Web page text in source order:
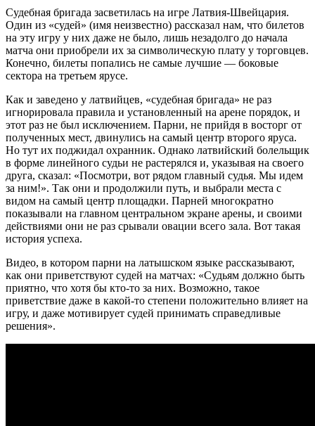
Судебная бригада засветилась на игре Латвия-Швейцария.
Один из «судей» (имя неизвестно) рассказал нам, что билетов
на эту игру у них даже не было, лишь незадолго до начала
матча они приобрели их за символическую плату у торговцев.
Конечно, билеты попались не самые лучшие — боковые
сектора на третьем ярусе.
Как и заведено у латвийцев, «судебная бригада» не раз
игнорировала правила и установленный на арене порядок, и
этот раз не был исключением. Парни, не прийдя в восторг от
полученных мест, двинулись на самый центр второго яруса.
Но тут их поджидал охранник. Однако латвийский болельщик
в форме линейного судьи не растерялся и, указывая на своего
друга, сказал: «Посмотри, вот рядом главный судья. Мы идем
за ним!». Так они и продолжили путь, и выбрали места с
видом на самый центр площадки. Парней многократно
показывали на главном центральном экране арены, и своими
действиями они не раз срывали овации всего зала. Вот такая
история успеха.
Видео, в котором парни на латышском языке рассказывают,
как они приветствуют судей на матчах: «Судьям должно быть
приятно, что хотя бы кто-то за них. Возможно, такое
приветствие даже в какой-то степени положительно влияет на
игру, и даже мотивирует судей принимать справедливые
решения».